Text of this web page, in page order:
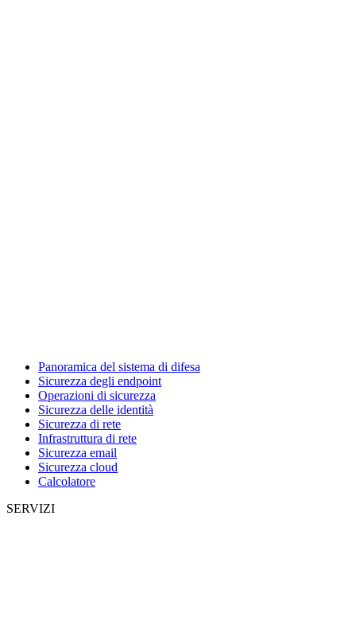
Panoramica del sistema di difesa
Sicurezza degli endpoint
Operazioni di sicurezza
Sicurezza delle identità
Sicurezza di rete
Infrastruttura di rete
Sicurezza email
Sicurezza cloud
Calcolatore
SERVIZI